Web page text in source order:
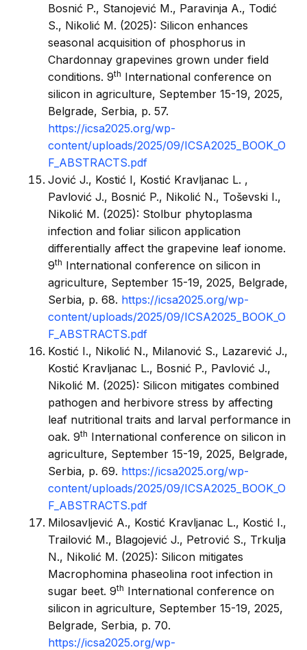
Bosnić P., Stanojević M., Paravinja A., Todić
S., Nikolić M. (2025): Silicon enhances
seasonal acquisition of phosphorus in
Chardonnay grapevines grown under field
conditions. 9th International conference on
silicon in agriculture, September 15-19, 2025,
Belgrade, Serbia, p. 57.
https://icsa2025.org/wp-
content/uploads/2025/09/ICSA2025_BOOK_O
F_ABSTRACTS.pdf
Jović J., Kostić I, Kostić Kravljanac L. ,
Pavlović J., Bosnić P., Nikolić N., Toševski I.,
Nikolić M. (2025): Stolbur phytoplasma
infection and foliar silicon application
differentially affect the grapevine leaf ionome.
9th International conference on silicon in
agriculture, September 15-19, 2025, Belgrade,
Serbia, p. 68. https://icsa2025.org/wp-
content/uploads/2025/09/ICSA2025_BOOK_O
F_ABSTRACTS.pdf
Kostić I., Nikolić N., Milanović S., Lazarević J.,
Kostić Kravljanac L., Bosnić P., Pavlović J.,
Nikolić M. (2025): Silicon mitigates combined
pathogen and herbivore stress by affecting
leaf nutritional traits and larval performance in
oak. 9th International conference on silicon in
agriculture, September 15-19, 2025, Belgrade,
Serbia, p. 69. https://icsa2025.org/wp-
content/uploads/2025/09/ICSA2025_BOOK_O
F_ABSTRACTS.pdf
Milosavljević A., Kostić Kravljanac L., Kostić I.,
Trailović M., Blagojević J., Petrović S., Trkulja
N., Nikolić M. (2025): Silicon mitigates
Macrophomina phaseolina root infection in
sugar beet. 9th International conference on
silicon in agriculture, September 15-19, 2025,
Belgrade, Serbia, p. 70.
https://icsa2025.org/wp-